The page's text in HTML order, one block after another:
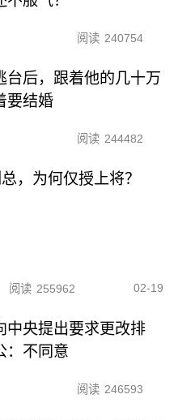
阅读 240754
台后，跟着他的几十万
要结婚
阅读 244482
，为何仅授上将？
阅读 255962 02-19
中央提出要求更改排
：不同意
阅读 246593